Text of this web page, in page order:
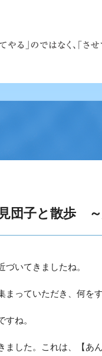
団子と散歩
づいてきましたね。
まっていただき、何を
ね。
ました。これは、【